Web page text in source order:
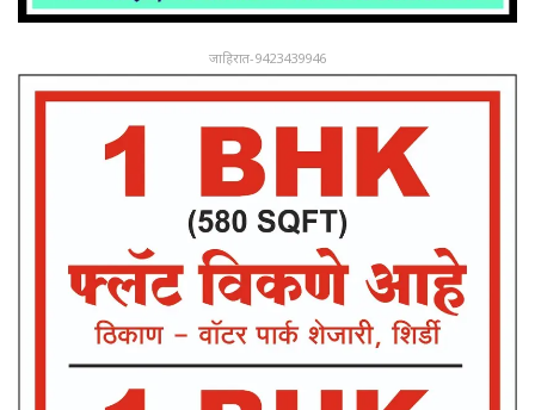
जाहिरात-9423439946